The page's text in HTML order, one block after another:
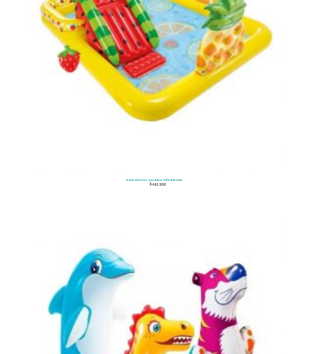
Resbalador Acuático Inflable Intex
$442.900